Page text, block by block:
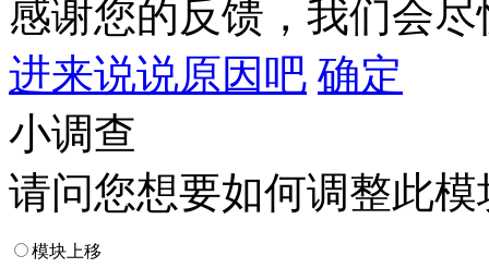
感谢您的反馈，我们会
进来说说原因吧 确定
小调查
请问您想要如何调整此模
模块上移